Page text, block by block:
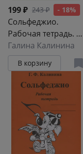
199 ₽ 243 ₽ - 18%
Сольфеджио.
Рабочая тетрадь. 4
класс
Галина Калинина
В корзину